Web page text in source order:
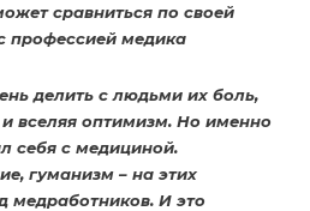
сравниться по своей
профессией медика
делить с людьми их боль,
вселяя оптимизм. Но именно
себя с медициной.
гуманизм – на этих
медработников. И это